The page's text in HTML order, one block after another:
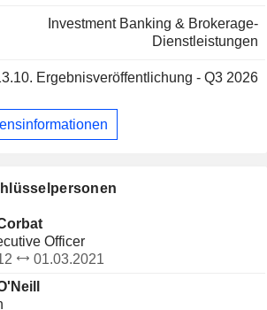
an laufenden Einlagen und 694,5
laufenden Krediten. Die Produkte
Investment Banking & Brokerage-
Dienstleistungen
Ergebnisveröffentlichung - Q3 2026
Officer
01.03.2021